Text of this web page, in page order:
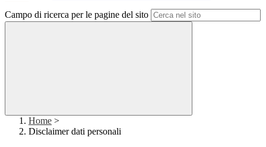
Campo di ricerca per le pagine del sito
Home >
Disclaimer dati personali